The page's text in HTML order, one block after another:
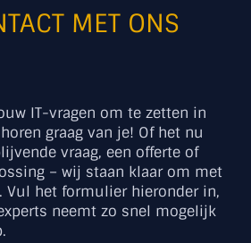
MET ONS
IT-vragen om te zetten in
graag van je! Of het nu
vraag, een offerte of
– wij staan klaar om met
Vul het formulier hieronder in,
neemt zo snel mogelijk